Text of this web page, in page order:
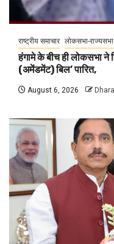
राष्ट्रीय समाचार लोकसभा-राज्यसभा
हंगामे के बीच ही लोकसभा ने
(अमेंडमेंट) बिल’ पारित,
August 6, 2026